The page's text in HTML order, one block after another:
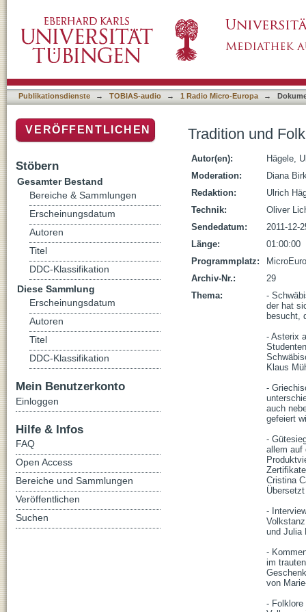
Publikationsdienste → TOBIAS-audio → 1 Radio Micro-Europa →
Tradition und
Autor(en):
Hägele,
Moderation:
Diana
Redaktion:
Ulrich
Technik:
Oliver
Sendedatum:
2011-12-
Länge:
01:00:00
Programmplatz:
Archiv-Nr.:
29
Thema:
-
der hat
besucht,
- Asterix
Klaus
-
auch
gefeiert
-
allem auf
Cristina
-
und Julia
-
im
von
- Folklore
VERÖFFENTLICHEN
Stöbern
Gesamter Bestand
Bereiche & Sammlungen
Erscheinungsdatum
Autoren
Titel
DDC-Klassifikation
Diese Sammlung
Erscheinungsdatum
Autoren
Titel
DDC-Klassifikation
Mein Benutzerkonto
Einloggen
Hilfe & Infos
FAQ
Open Access
Bereiche und Sammlungen
Veröffentlichen
Suchen